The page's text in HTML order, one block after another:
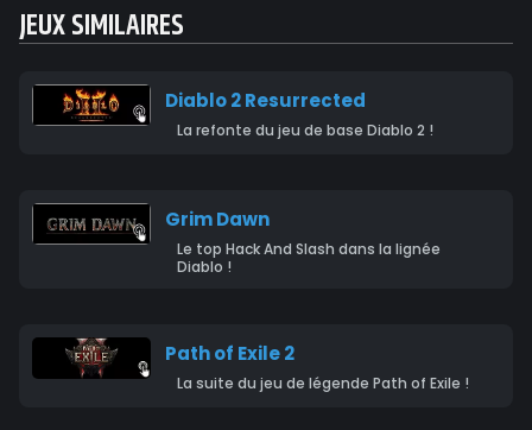
JEUX SIMILAIRES
Diablo 2 Resurrected
La refonte du jeu de base Diablo 2 !
Grim Dawn
Le top Hack And Slash dans la lignée
Diablo !
Path of Exile 2
La suite du jeu de légende Path of Exile !